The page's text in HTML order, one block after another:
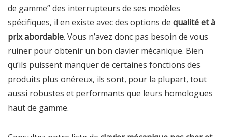
de gamme” des interrupteurs de ses modèles
spécifiques, il en existe avec des options de qualité et à
prix abordable. Vous n’avez donc pas besoin de vous
ruiner pour obtenir un bon clavier mécanique. Bien
qu’ils puissent manquer de certaines fonctions des
produits plus onéreux, ils sont, pour la plupart, tout
aussi robustes et performants que leurs homologues
haut de gamme.